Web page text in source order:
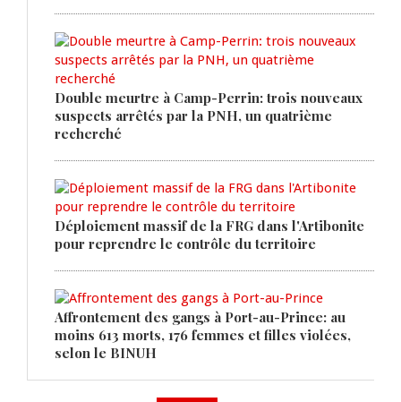
Double meurtre à Camp-Perrin: trois nouveaux
suspects arrêtés par la PNH, un quatrième
recherché
Déploiement massif de la FRG dans l'Artibonite
pour reprendre le contrôle du territoire
Affrontement des gangs à Port-au-Prince: au
moins 613 morts, 176 femmes et filles violées,
selon le BINUH